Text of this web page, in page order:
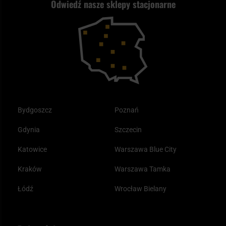
Reklamacje i gwarancja
Odwiedź nasze sklepy stacjonarne
Bydgoszcz
Gdynia
Katowice
Kraków
Łódź
Poznań
Szczecin
Warszawa Blue City
Warszawa Tamka
Wrocław Bielany
Kupony i kody rabatowe
Plecak ewakuacyjny preppersa
Samoobrona